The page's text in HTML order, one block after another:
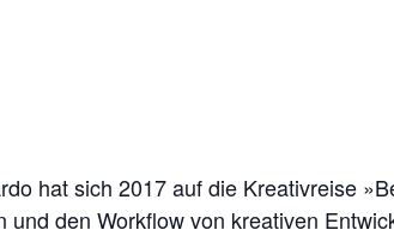
hat sich 2017 auf die Kreativreise
den Workflow von kreativen